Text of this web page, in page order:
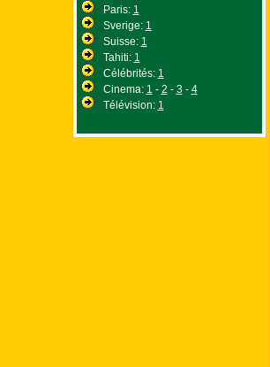
Paris: 1
Sverige: 1
Suisse: 1
Tahiti: 1
Célébrités: 1
Cinema: 1 - 2 - 3- 4
Télévision: 1